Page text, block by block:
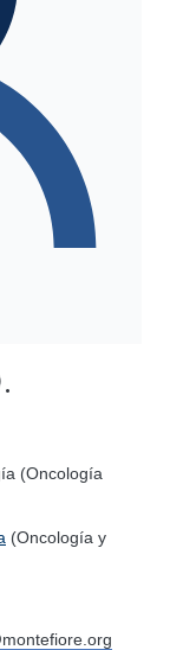
(Oncología
(Oncología y